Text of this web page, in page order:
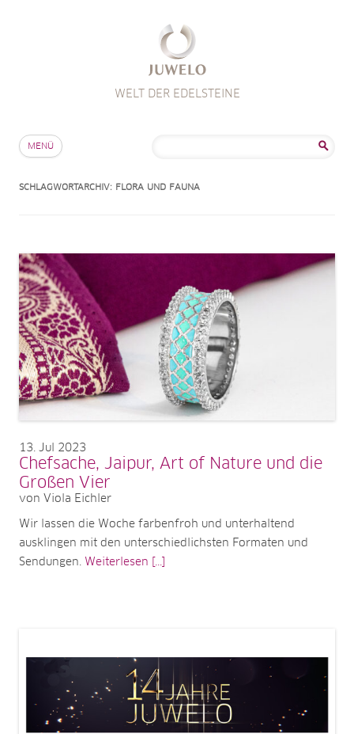
WELT DER EDELSTEINE
MENÜ
SCHLAGWORTARCHIV: FLORA UND FAUNA
13 Jul 2023
Chefsache, Jaipur, Art of Nature und die
Großen Vier
von Viola Eichler
Wir lassen die Woche farbenfroh und unterhaltend
ausklingen mit den unterschiedlichsten Formaten und
Sendungen. Weiterlesen [...]